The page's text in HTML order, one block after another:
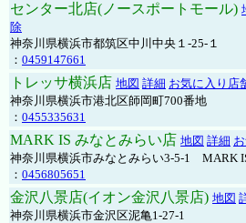
センター北店(ノースポートモール)
除
神奈川県横浜市都筑区中川中央１-25-１
： 0459147661
トレッサ横浜店 地図 詳細 お気に入り店
神奈川県横浜市港北区師岡町700番地
： 0455335631
MARK IS みなとみらい店 地図 詳細
神奈川県横浜市みなとみらい3-5-1 MARK
： 0456805651
金沢八景店(イオン金沢八景店) 地図
神奈川県横浜市金沢区泥亀1-27-1